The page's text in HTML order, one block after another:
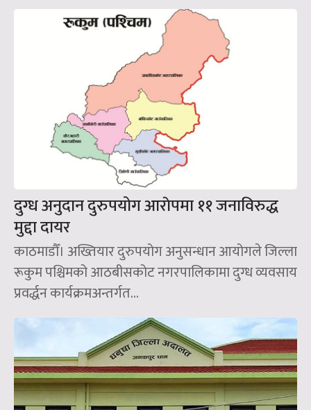
दुग्ध अनुदान दुरुपयोग आराेपमा ११ जनाविरुद्ध
मुद्दा दायर
काठमाडौँ। अख्तियार दुरुपयोग अनुसन्धान आयोगले जिल्ला
रूकुम पश्चिमको आठबीसकोट नगरपालिकामा दुग्ध व्यवसाय
प्रवर्द्धन कार्यक्रमअन्तर्गत...